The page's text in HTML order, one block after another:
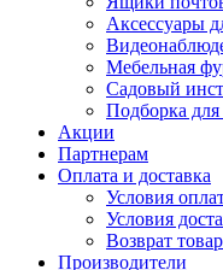
Аксессуары
Мебельная
Садовый
Подборка для
Акции
Партнерам
Оплата и доставка
Условия
Условия
Возврат
Производители